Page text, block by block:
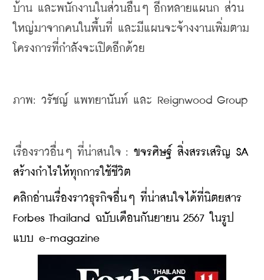
บ้าน และพนักงานในส่วนอื่นๆ อีกหลายแผนก ส่วน
ใหญ่มาจากคนในพื้นที่ และมีแผนจะจ้างงานเพิ่มตาม
โครงการที่กำลังจะเปิดอีกด้วย
ภาพ: วรัชญ์ แพทยานันท์ และ Reignwood Group
เรื่องราวอื่นๆ ที่น่าสนใจ : ขจรศิษฐ์ สิ่งสรรเสริญ SA
สร้างกำไรให้ทุกการใช้ชีวิต
คลิกอ่านเรื่องราวธุรกิจอื่นๆ ที่น่าสนใจได้ที่นิตยสาร
Forbes Thailand ฉบับเดือนกันยายน 2567 ในรูป
แบบ e-magazine